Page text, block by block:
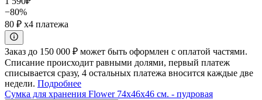
−80%
80 ₽ x4 платежа
Заказ до 150 000 ₽ может быть оформлен с оплатой частями.
Списание происходит равными долями, первый платеж
списывается сразу, 4 остальных платежа вносится каждые две
недели. Подробнее
Сумка для хранения Flower 74x46x46 см. - пудровая